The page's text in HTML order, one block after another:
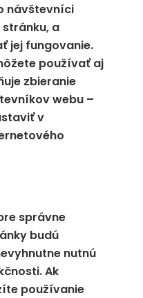
návštevníci
a
jej fungovanie.
používať aj
zbieranie
webu –
v
správne
budú
nutnú
Ak
používanie